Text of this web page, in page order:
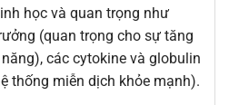
học và quan trọng như
(quan trọng cho sự tăng
các cytokine và globulin
thống miễn dịch khỏe mạnh).